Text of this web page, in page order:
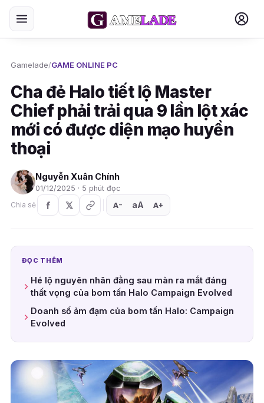
Gamelade/GAME ONLINE PC
Cha đẻ Halo tiết lộ Master
Chief phải trải qua 9 lần lột xác
mới có được diện mạo huyền
thoại
Nguyễn Xuân Chính
01/12/2025 · 5 phút đọc
Chia sẻ
A− aA A+
ĐỌC THÊM
Hé lộ nguyên nhân đằng sau màn ra mắt đáng
thất vọng của bom tấn Halo Campaign Evolved
Doanh số ảm đạm của bom tấn Halo: Campaign
Evolved